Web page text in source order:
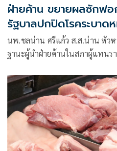
ฝ่ายค้าน ขยายผลซักฟ
รัฐบาลปกปิดโรคระบาด
นพ.ชลน่าน ศรีแก้ว ส.ส.น่าน หัว
ฐานะผู้นำฝ่ายค้านในสภาผู้แทน
ตามรัฐธรรมนูญมาตรา 152 จะมีก
ว่า หลังจากนี้อยู่ในกระบวนการ
ที่ประชุมพรรคร่วมฝ่ายค้าน